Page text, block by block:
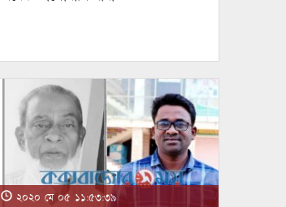
২০২০ মে ০৫ ১১:৫৩:৩৯